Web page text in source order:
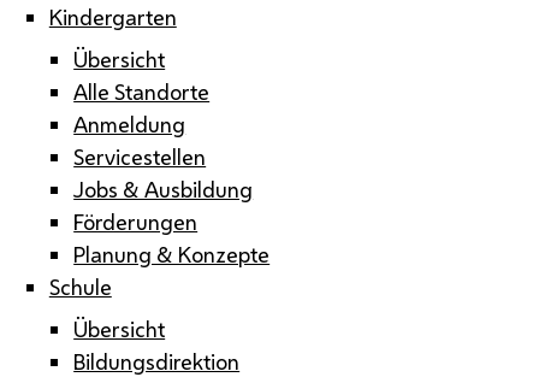
Kindergarten
Übersicht
Alle Standorte
Anmeldung
Servicestellen
Jobs & Ausbildung
Förderungen
Planung & Konzepte
Schule
Übersicht
Bildungsdirektion